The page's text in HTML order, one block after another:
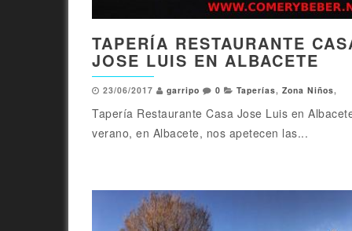
TAPERÍA RESTAURANTE
JOSE LUIS EN ALBACETE
23/06/2017 garripo 0 Taperías, Zona Niños,
Tapería Restaurante Casa Jose Luis en
verano, en Albacete, nos apetecen las...